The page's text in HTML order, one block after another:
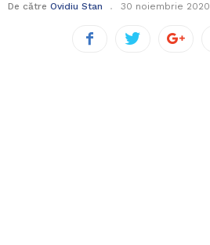
De către Ovidiu Stan 30 noiembrie 2020